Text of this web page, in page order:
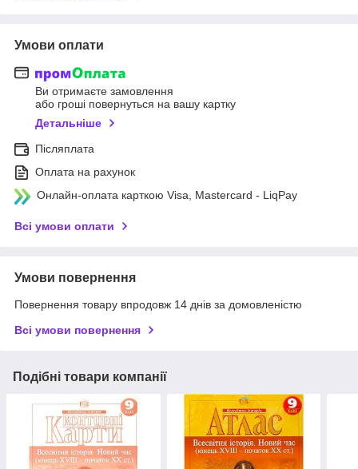
Умови оплати
Ви отримаєте замовлення
або гроші повернуться на вашу картку
Детальніше
Післяплата
Оплата на рахунок
Онлайн-оплата карткою Visa, Mastercard - LiqPay
Всі умови оплати
Умови повернення
Повернення товару впродовж 14 днів за домовленістю
Всі умови повернення
Подібні товари компанії